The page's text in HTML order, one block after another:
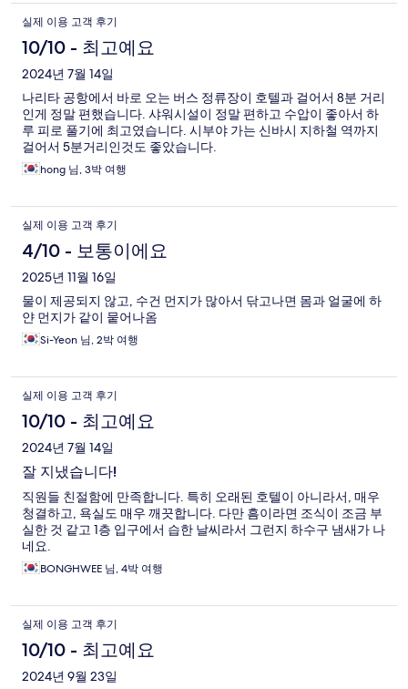
실제 이용 고객 후기
10/10 - 최고예요
2024년 7월 14일
나리타 공항에서 바로 오는 버스 정류장이 호텔과 걸어서 8분 거리
인게 정말 편했습니다. 샤워시설이 정말 편하고 수압이 좋아서 하
루 피로 풀기에 최고였습니다. 시부야 가는 신바시 지하철 역까지
걸어서 5분거리인것도 좋았습니다.
hong 님, 3박 여행
실제 이용 고객 후기
4/10 - 보통이에요
2025년 11월 16일
물이 제공되지 않고, 수건 먼지가 많아서 닦고나면 몸과 얼굴에 하
얀 먼지가 같이 뭍어나옴
Si-Yeon 님, 2박 여행
실제 이용 고객 후기
10/10 - 최고예요
2024년 7월 14일
잘 지냈습니다!
직원들 친절함에 만족합니다. 특히 오래된 호텔이 아니라서, 매우
청결하고, 욕실도 매우 깨끗합니다. 다만 흠이라면 조식이 조금 부
실한 것 같고 1층 입구에서 습한 날씨라서 그런지 하수구 냄새가 나
네요.
BONGHWEE 님, 4박 여행
실제 이용 고객 후기
10/10 - 최고예요
2024년 9월 23일